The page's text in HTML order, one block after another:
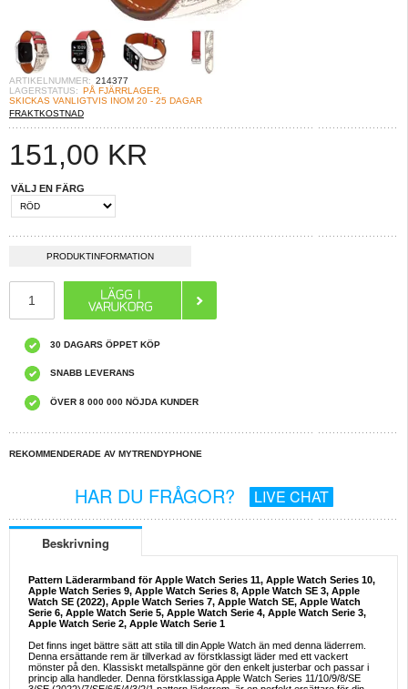
ARTIKELNUMMER: 214377
LAGERSTATUS: PÅ FJÄRRLAGER.
SKICKAS VANLIGTVIS INOM 20 - 25 DAGAR
FRAKTKOSTNAD
151,00 KR
VÄLJ EN FÄRG
PRODUKTINFORMATION
30 DAGARS ÖPPET KÖP
SNABB LEVERANS
ÖVER 8 000 000 NÖJDA KUNDER
REKOMMENDERADE AV MYTRENDYPHONE
HAR DU FRÅGOR? LIVE CHAT
Beskrivning
Pattern Läderarmband för Apple Watch Series 11, Apple Watch Series 10,
Apple Watch Series 9, Apple Watch Series 8, Apple Watch SE 3, Apple
Watch SE (2022), Apple Watch Series 7, Apple Watch SE, Apple Watch
Serie 6, Apple Watch Serie 5, Apple Watch Serie 4, Apple Watch Serie 3,
Apple Watch Serie 2, Apple Watch Serie 1
Det finns inget bättre sätt att stila till din Apple Watch än med denna läderrem.
Denna ersättande rem är tillverkad av förstklassigt läder med ett vackert
mönster på den. Klassiskt metallspänne gör den enkelt justerbar och passar i
princip alla handleder. Denna förstklassiga Apple Watch Series 11/10/9/8/SE